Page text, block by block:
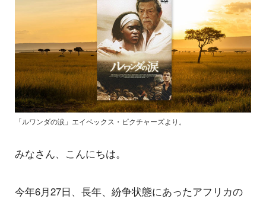
「ルワンダの涙」エイベックス・ピクチャーズより。
みなさん、こんにちは。
今年6月27日、長年、紛争状態にあったアフリカの